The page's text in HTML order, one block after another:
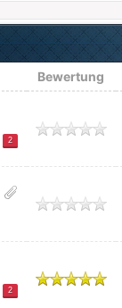
Bewertung
2
2